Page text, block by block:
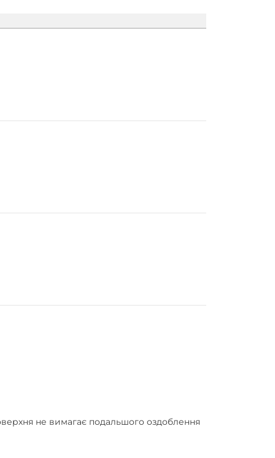
не вимагає подальшого оздоблення